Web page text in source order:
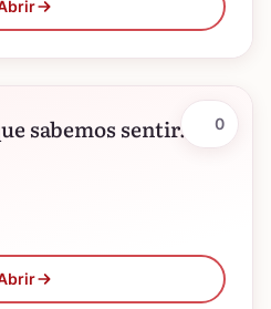
sabemos sentir. 0